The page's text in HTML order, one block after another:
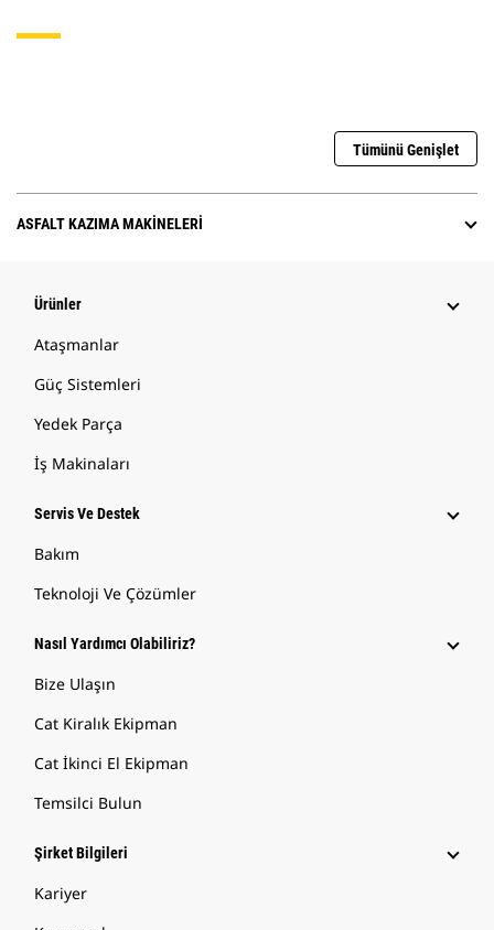
Tümünü Genişlet
ASFALT KAZIMA MAKINELERI
Ürünler
Ataşmanlar
Güç Sistemleri
Yedek Parça
İş Makinaları
Servis Ve Destek
Bakım
Teknoloji Ve Çözümler
Nasıl Yardımcı Olabiliriz?
Bize Ulaşın
Cat Kiralık Ekipman
Cat İkinci El Ekipman
Temsilci Bulun
Şirket Bilgileri
Kariyer